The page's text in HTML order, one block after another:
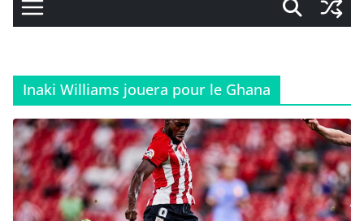
Inaki Williams jouera pour le Ghana